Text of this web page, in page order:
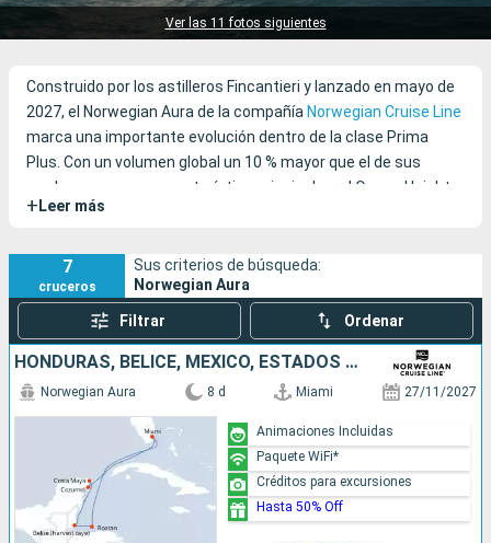
Ver las 11 fotos siguientes
Construido por los astilleros Fincantieri y lanzado en mayo de
2027, el Norwegian Aura de la compañía Norwegian Cruise Line
marca una importante evolución dentro de la clase Prima
Plus. Con un volumen global un 10 % mayor que el de sus
predecesores, su característica principal es el Ocean Heights,
un gran complejo de actividades al aire libre que abarca cuatro
+ Leer más
7
cruceros
Sus criterios de búsqueda:
Norwegian Aura
Filtrar Ordenar
HONDURAS, BELICE, MÉXICO, ESTADOS UNIDOS
Norwegian Aura 8 d Miami 27/11/2027
Animaciones Incluidas
Paquete WiFi*
Créditos para excursiones
Hasta 50% Off